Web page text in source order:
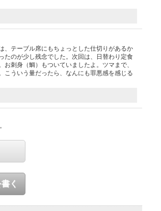
、テーブル席にもちょっとした仕切りがあるか
たのが少し残念でした。次回は、日替わり定食
刺身（鯛）もついていましたよ。ツマまで、
こういう量だったら、なんにも罪悪感を感じる
く